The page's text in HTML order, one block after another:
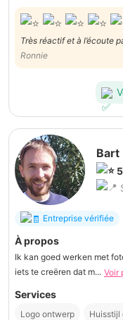
Très réactif et à l’écoute
Ronnie
Bart
Entreprise vérifiée
À propos
Ik kan goed werken met
iets te creëren dat m... Voir
Services
Logo ontwerp Huisstijl